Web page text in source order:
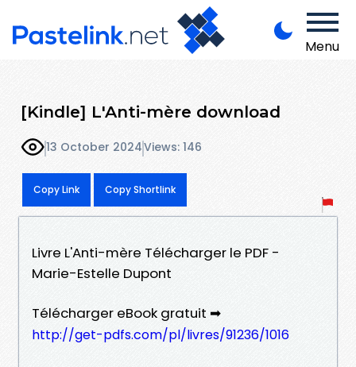
Menu
[Kindle] L'Anti-mère download
13 October 2024Views: 146
Copy Link Copy Shortlink
Livre L'Anti-mère Télécharger le PDF -
Marie-Estelle Dupont
Télécharger eBook gratuit ➡
http://get-pdfs.com/pl/livres/91236/1016